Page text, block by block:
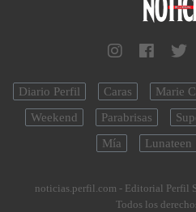
Diario Perfil Caras Marie
Weekend
Parabrisas
Mía
Lunateen
noticias.perfil.com - Editorial Perfil
Todos los